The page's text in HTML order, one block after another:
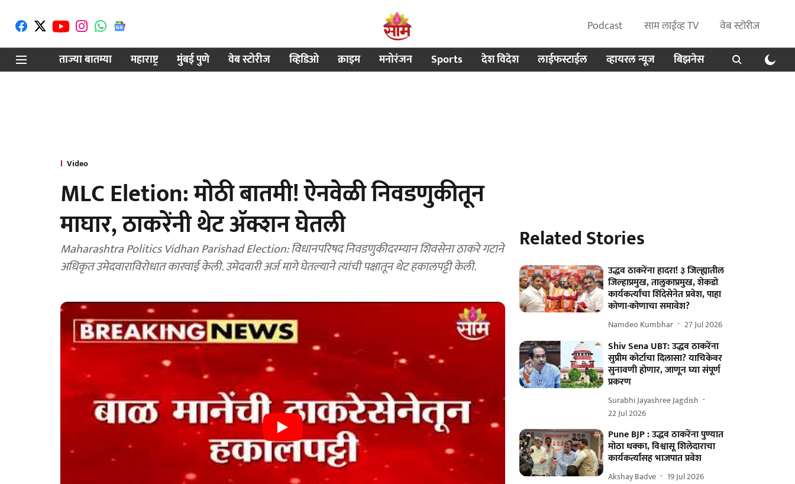
Podcast साम लाईव्ह TV
वेब स्टोरीज
ताज्या बातम्या
महाराष्ट्र मुंबई पुणे वेब स्टोरीज व्हिडिओ क्राइम मनोरंजन Sports देश विदेश लाईफस्टाईल व्हायरल न्यूज बिझनेस
Video
MLC Eletion: मोठी बातमी! ऐनवेळी निवडणुकीतून
माघार, ठाकरेंनी थेट अ‍ॅक्शन घेतली
Maharashtra Politics Vidhan Parishad Election: विधानपरिषद निवडणुकीदरम्यान शिवसेना ठाकरे गटाने
अधिकृत उमेदवाराविरोधात कारवाई केली. उमेदवारी अर्ज मागे घेतल्याने त्यांची पक्षातून थेट हकालपट्टी केली.
Related Stories
उद्धव ठाकरेंना हादरा! ३ जिल्ह्यातील
जिल्हाप्रमुख, तालुकाप्रमुख, शेकडो
कार्यकर्त्यांचा शिंदेसेनेत प्रवेश, पाहा
कोणा-कोणाचा समावेश?
Namdeo Kumbhar 27 Jul 2026
Shiv Sena UBT: उद्धव ठाकरेंना
सुप्रीम कोर्टाचा दिलासा? याचिकेवर
सुनावणी होणार, जाणून घ्या संपूर्ण
प्रकरण
Surabhi Jayashree Jagdish
22 Jul 2026
Pune BJP : उद्धव ठाकरेंना पुण्यात
मोठा धक्का, विश्वासू शिलेदाराचा
कार्यकर्त्यांसह भाजपात प्रवेश
Akshay Badve 19 Jul 2026